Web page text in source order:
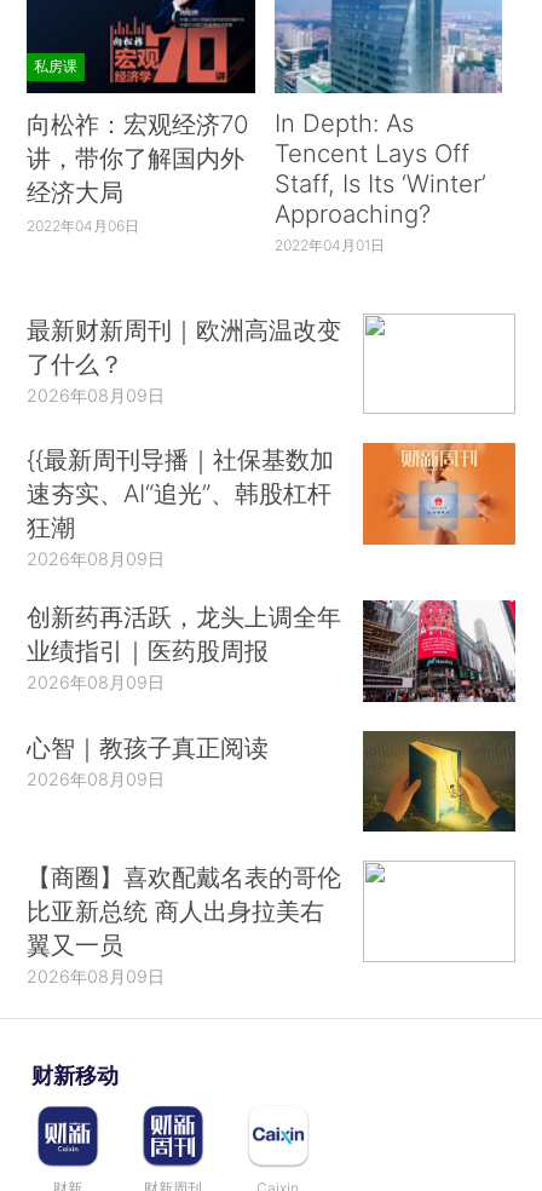
私房课
向松祚：宏观经济70
讲，带你了解国内外
经济大局
2022年04月06日
In Depth: As
Tencent Lays Off
Staff, Is Its ‘Winter’
Approaching?
2022年04月01日
最新财新周刊｜欧洲高温改变
了什么？
2026年08月09日
{{最新周刊导播｜社保基数加
速夯实、AI“追光”、韩股杠杆
狂潮
2026年08月09日
创新药再活跃，龙头上调全年
业绩指引｜医药股周报
2026年08月09日
心智｜教孩子真正阅读
2026年08月09日
【商圈】喜欢配戴名表的哥伦
比亚新总统 商人出身拉美右
翼又一员
2026年08月09日
财新移动